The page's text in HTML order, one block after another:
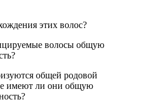
этих волос?
волосы общую
общей родовой
имеют ли они общую